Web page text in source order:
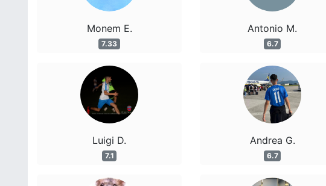
Monem E.
7.33
Luigi D.
7.1
Antonio M.
6.7
Andrea G.
6.7